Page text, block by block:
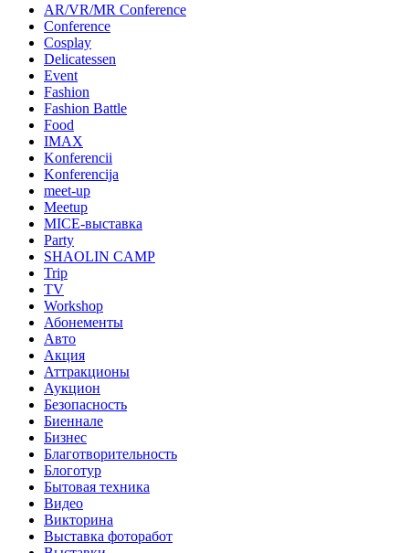
AR/VR/MR Conference
Conference
Cosplay
Delicatessen
Event
Fashion
Fashion Battle
Food
IMAX
Konferencii
Konferencija
meet-up
Meetup
MICE-выставка
Party
SHAOLIN CAMP
Trip
TV
Workshop
Абонементы
Авто
Акция
Аттракционы
Аукцион
Безопасность
Биеннале
Бизнес
Благотворительность
Блоготур
Бытовая техника
Видео
Викторина
Выставка фоторабот